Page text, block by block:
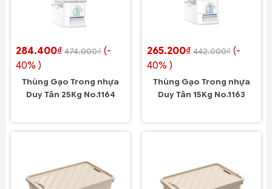
284.400₫ 474.000₫ (-
40% )
Thùng Gạo Trong nhựa
Duy Tân 25Kg No.1164
265.200₫ 442.000₫ (-
40% )
Thùng Gạo Trong nhựa
Duy Tân 15Kg No.1163